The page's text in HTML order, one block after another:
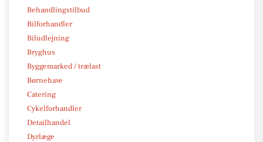
Behandlingstilbud
Bilforhandler
Biludlejning
Bryghus
Byggemarked / trælast
Børnehave
Catering
Cykelforhandler
Detailhandel
Dyrlæge